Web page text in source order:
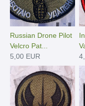
Russian Drone Pilot
Velcro Pat...
5,00 EUR